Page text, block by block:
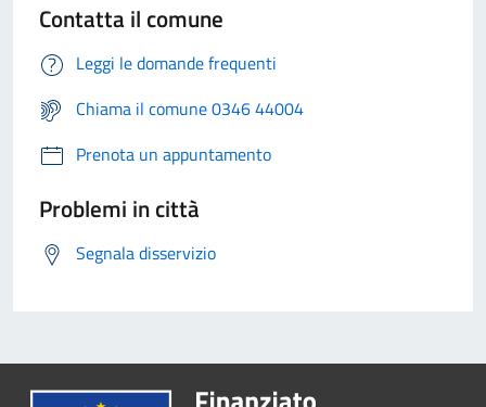
Contatta il comune
Leggi le domande frequenti
Chiama il comune 0346 44004
Prenota un appuntamento
Problemi in città
Segnala disservizio